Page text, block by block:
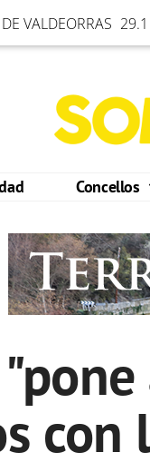
VALDEORRAS
Concellos
con